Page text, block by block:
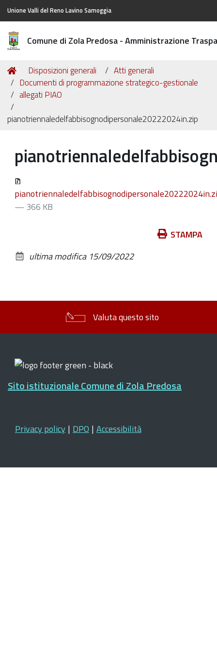
Unione Valli del Reno Lavino Samoggia
Comune di Zola Predosa - Amministrazione
Tu
sei
qui:
Home
Disposizioni generali
Atti generali
Documenti di programmazione strategico-gestionale
allegati PIAO
pianotriennaledelfabbisognodipersonale20222024in.zip
— 366 KB
documento
STAMPA
ultima modifica 15/09/2022
Valuta questo sito
Sito istituzionale Comune di Zola Predosa
Privacy policy | DPO | Accessibilità